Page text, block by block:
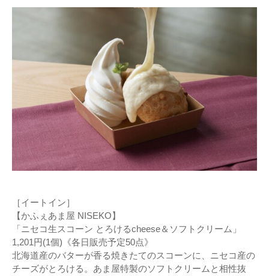
［イートイン］
【かふぇあま屋 NISEKO】
「ニセコ生スコーン とろけるcheese＆ソフトクリーム」
1,201円(1個)《各日販売予定50点》
北海道産のバターが香る焼きたてのスコーンに、ニセコ産の
チーズがとろける。あま屋特製のソフトクリームと相性抜